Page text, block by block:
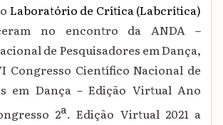
Laboratório de Crítica (Labcrítica)
no encontro da ANDA –
de Pesquisadores em Dança,
Congresso Científico Nacional de
em Dança –Edição VirtualAno
2a. Edição Virtual 2021 a